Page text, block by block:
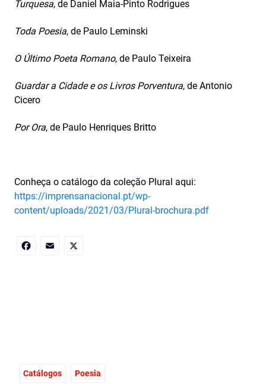
Turquesa, de Daniel Maia-Pinto Rodrigues
Toda Poesia, de Paulo Leminski
O Último Poeta Romano, de Paulo Teixeira
Guardar a Cidade e os Livros Porventura, de Antonio
Cicero
Por Ora, de Paulo Henriques Britto
Conheça o catálogo da coleção Plural aqui:
https://imprensanacional.pt/wp-
content/uploads/2021/03/Plural-brochura.pdf
Catálogos Poesia